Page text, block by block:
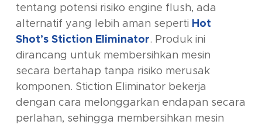
tentang potensi risiko engine flush, ada
alternatif yang lebih aman seperti Hot
Shot’s Stiction Eliminator. Produk ini
dirancang untuk membersihkan mesin
secara bertahap tanpa risiko merusak
komponen. Stiction Eliminator bekerja
dengan cara melonggarkan endapan secara
perlahan, sehingga membersihkan mesin